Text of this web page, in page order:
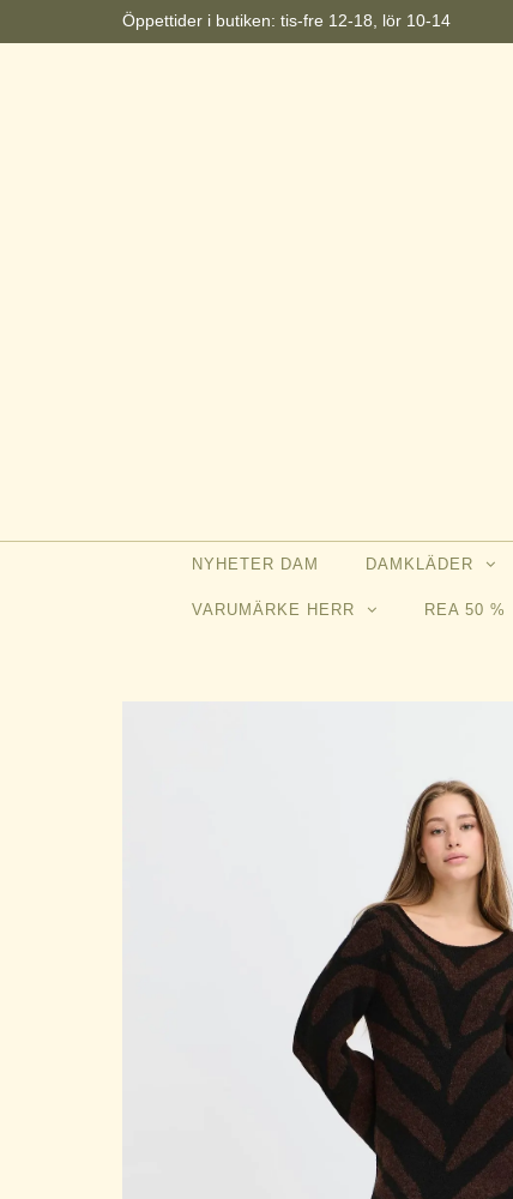
Öppettider i butiken: tis-fre 12-18, lör 10-14
NYHETER DAM DAMKLÄDER
VARUMÄRKE HERR REA 50 %